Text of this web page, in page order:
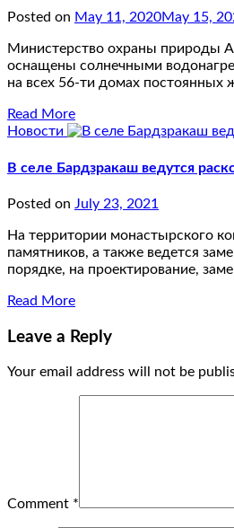
Posted on May 11, 2020May 15,
Министерство охраны природы
оснащены солнечными
на всех 56-ти домах
Read More
Новости
В селе Бардзракаш ведутся
Posted on July 23, 2021
На территории монастырского
памятников, а также ведется
порядке, на проектирование,
Read More
Leave a Reply
Your email address will not be
Comment *